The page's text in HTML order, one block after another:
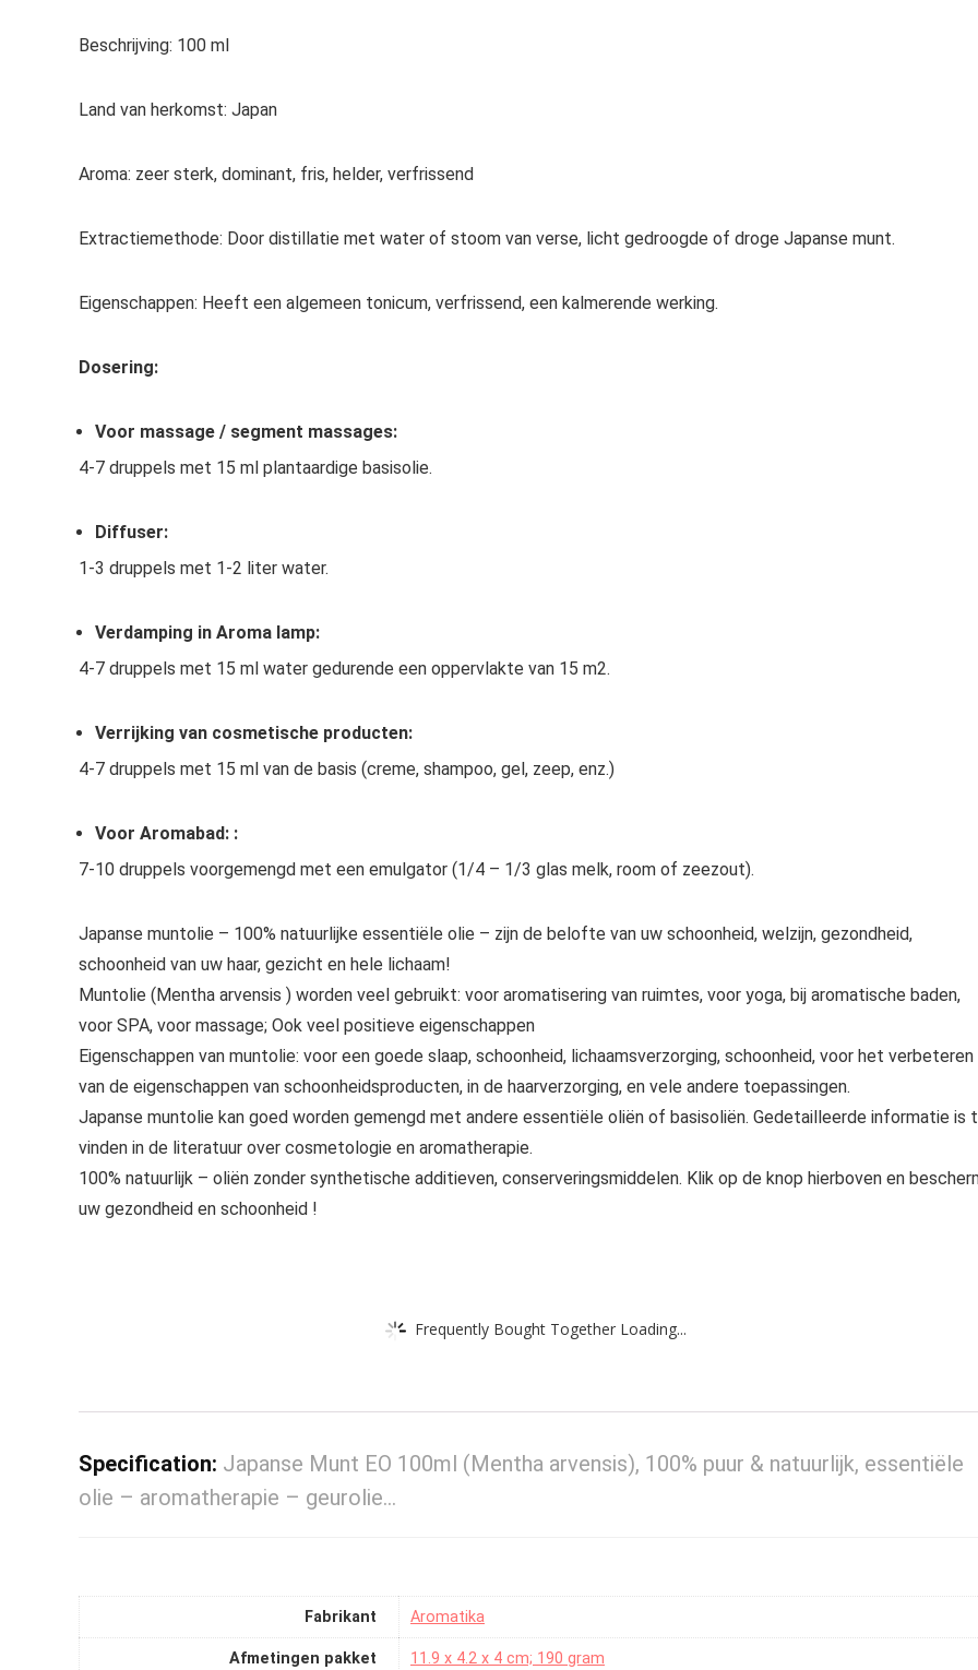
Beschrijving: 100 ml
Land van herkomst: Japan
Aroma: zeer sterk, dominant, fris, helder, verfrissend
Extractiemethode: Door distillatie met water of stoom van verse, licht gedroogde of droge Japanse munt.
Eigenschappen: Heeft een algemeen tonicum, verfrissend, een kalmerende werking.
Dosering:
Voor massage / segment massages:
4-7 druppels met 15 ml plantaardige basisolie.
Diffuser:
1-3 druppels met 1-2 liter water.
Verdamping in Aroma lamp:
4-7 druppels met 15 ml water gedurende een oppervlakte van 15 m2.
Verrijking van cosmetische producten:
4-7 druppels met 15 ml van de basis (creme, shampoo, gel, zeep, enz.)
Voor Aromabad: :
7-10 druppels voorgemengd met een emulgator (1/4 – 1/3 glas melk, room of zeezout).
Japanse muntolie – 100% natuurlijke essentiële olie – zijn de belofte van uw schoonheid, welzijn, gezondheid,
schoonheid van uw haar, gezicht en hele lichaam!
Muntolie (Mentha arvensis ) worden veel gebruikt: voor aromatisering van ruimtes, voor yoga, bij aromatische baden,
voor SPA, voor massage; Ook veel positieve eigenschappen
Eigenschappen van muntolie: voor een goede slaap, schoonheid, lichaamsverzorging, schoonheid, voor het verbeteren
van de eigenschappen van schoonheidsproducten, in de haarverzorging, en vele andere toepassingen.
Japanse muntolie kan goed worden gemengd met andere essentiële oliën of basisoliën. Gedetailleerde informatie is
vinden in de literatuur over cosmetologie en aromatherapie.
100% natuurlijk – oliën zonder synthetische additieven, conserveringsmiddelen. Klik op de knop hierboven en
uw gezondheid en schoonheid !
Frequently Bought Together Loading...
Specification: Japanse Munt EO 100ml (Mentha arvensis), 100% puur & natuurlijk, essentiële
olie – aromatherapie – geurolie…
Fabrikant ‎Aromatika
Afmetingen pakket ‎11.9 x 4.2 x 4 cm; 190 gram